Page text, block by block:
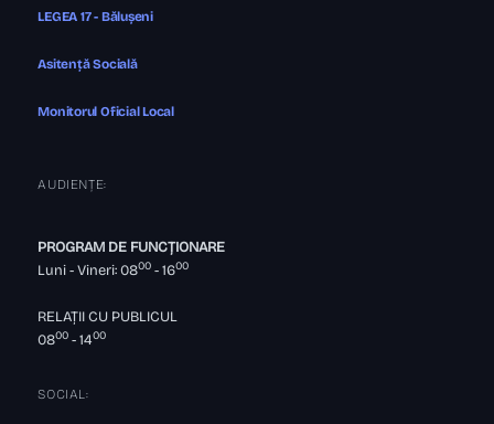
LEGEA 17 - Bălușeni
Asitență Socială
Monitorul Oficial Local
AUDIENȚE:
PROGRAM DE FUNCȚIONARE
Luni - Vineri: 0800 - 1600
RELAȚII CU PUBLICUL
0800 - 1400
SOCIAL: